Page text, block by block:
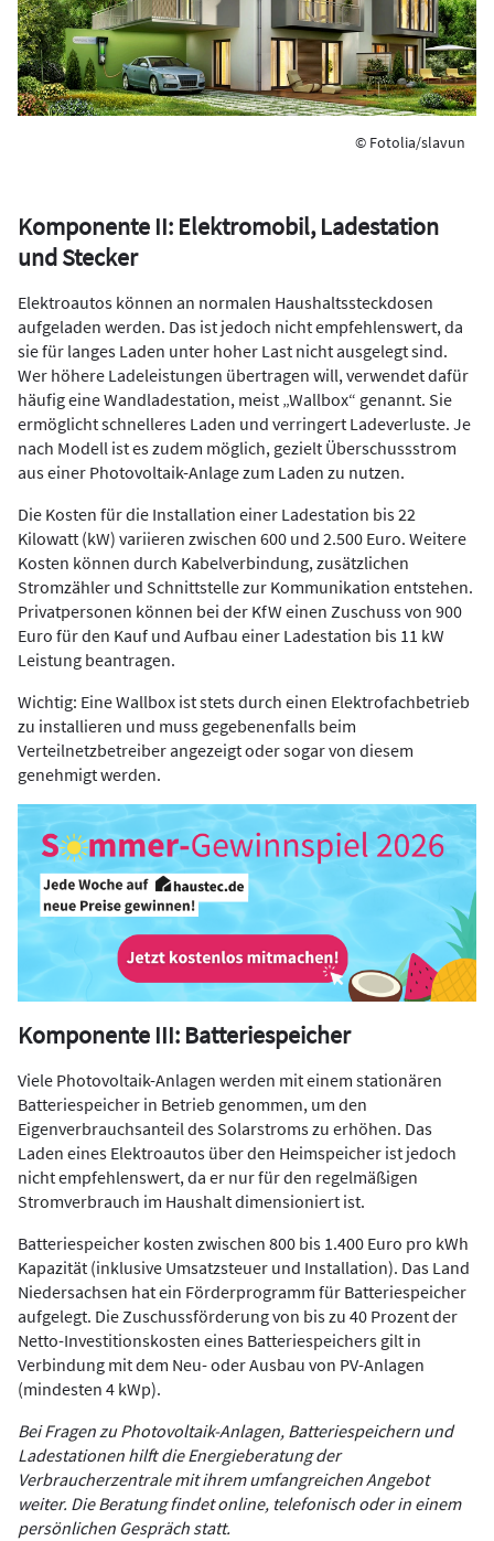
© Fotolia/slavun
Komponente II: Elektromobil, Ladestation
und Stecker
Elektroautos können an normalen Haushaltssteckdosen
aufgeladen werden. Das ist jedoch nicht empfehlenswert, da
sie für langes Laden unter hoher Last nicht ausgelegt sind.
Wer höhere Ladeleistungen übertragen will, verwendet dafür
häufig eine Wandladestation, meist „Wallbox“ genannt. Sie
ermöglicht schnelleres Laden und verringert Ladeverluste. Je
nach Modell ist es zudem möglich, gezielt Überschussstrom
aus einer Photovoltaik-Anlage zum Laden zu nutzen.
Die Kosten für die Installation einer Ladestation bis 22
Kilowatt (kW) variieren zwischen 600 und 2.500 Euro. Weitere
Kosten können durch Kabelverbindung, zusätzlichen
Stromzähler und Schnittstelle zur Kommunikation entstehen.
Privatpersonen können bei der KfW einen Zuschuss von 900
Euro für den Kauf und Aufbau einer Ladestation bis 11 kW
Leistung beantragen.
Wichtig: Eine Wallbox ist stets durch einen Elektrofachbetrieb
zu installieren und muss gegebenenfalls beim
Verteilnetzbetreiber angezeigt oder sogar von diesem
genehmigt werden.
Komponente III: Batteriespeicher
Viele Photovoltaik-Anlagen werden mit einem stationären
Batteriespeicher in Betrieb genommen, um den
Eigenverbrauchsanteil des Solarstroms zu erhöhen. Das
Laden eines Elektroautos über den Heimspeicher ist jedoch
nicht empfehlenswert, da er nur für den regelmäßigen
Stromverbrauch im Haushalt dimensioniert ist.
Batteriespeicher kosten zwischen 800 bis 1.400 Euro pro kWh
Kapazität (inklusive Umsatzsteuer und Installation). Das Land
Niedersachsen hat ein Förderprogramm für Batteriespeicher
aufgelegt. Die Zuschussförderung von bis zu 40 Prozent der
Netto-Investitionskosten eines Batteriespeichers gilt in
Verbindung mit dem Neu- oder Ausbau von PV-Anlagen
(mindesten 4 kWp).
Bei Fragen zu Photovoltaik-Anlagen, Batteriespeichern und
Ladestationen hilft die Energieberatung der
Verbraucherzentrale mit ihrem umfangreichen Angebot
weiter. Die Beratung findet online, telefonisch oder in einem
persönlichen Gespräch statt.